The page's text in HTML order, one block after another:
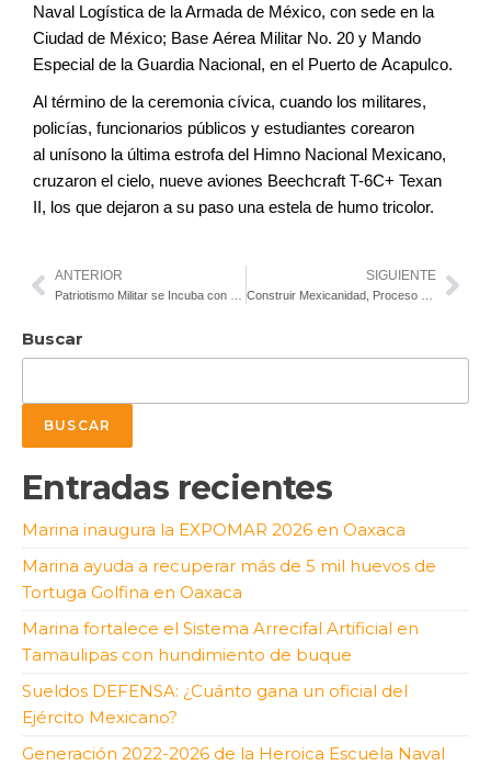
Naval Logística de la Armada de México, con sede en la
Ciudad de México; Base Aérea Militar No. 20 y Mando
Especial de la Guardia Nacional, en el Puerto de Acapulco.
Al término de la ceremonia cívica, cuando los militares,
policías, funcionarios públicos y estudiantes corearon
al unísono la última estrofa del Himno Nacional Mexicano,
cruzaron el cielo, nueve aviones Beechcraft T-6C+ Texan
II, los que dejaron a su paso una estela de humo tricolor.
ANTERIOR SIGUIENTE
Buscar
BUSCAR
Entradas recientes
Marina inaugura la EXPOMAR 2026 en Oaxaca
Marina ayuda a recuperar más de 5 mil huevos de
Tortuga Golfina en Oaxaca
Marina fortalece el Sistema Arrecifal Artificial en
Tamaulipas con hundimiento de buque
Sueldos DEFENSA: ¿Cuánto gana un oficial del
Ejército Mexicano?
Generación 2022-2026 de la Heroica Escuela Naval